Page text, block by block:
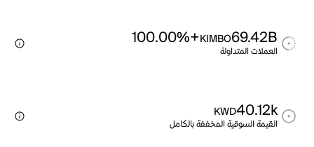
69.42B
KIMBO
+100.00%
العملات المتداولة
40.12k
KWD
القيمة السوقية المخففة بالكامل